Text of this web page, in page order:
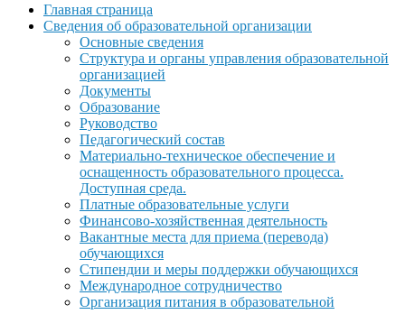
Главная страница
Сведения об образовательной организации
Основные сведения
Структура и органы управления образовательной
организацией
Документы
Образование
Руководство
Педагогический состав
Материально-техническое обеспечение и
оснащенность образовательного процесса.
Доступная среда.
Платные образовательные услуги
Финансово-хозяйственная деятельность
Вакантные места для приема (перевода)
обучающихся
Стипендии и меры поддержки обучающихся
Международное сотрудничество
Организация питания в образовательной